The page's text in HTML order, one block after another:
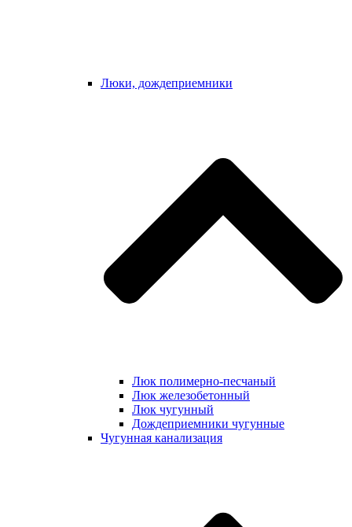
Люки, дождеприемники
Люк полимерно-песчаный
Люк железобетонный
Люк чугунный
Дождеприемники чугунные
Чугунная канализация